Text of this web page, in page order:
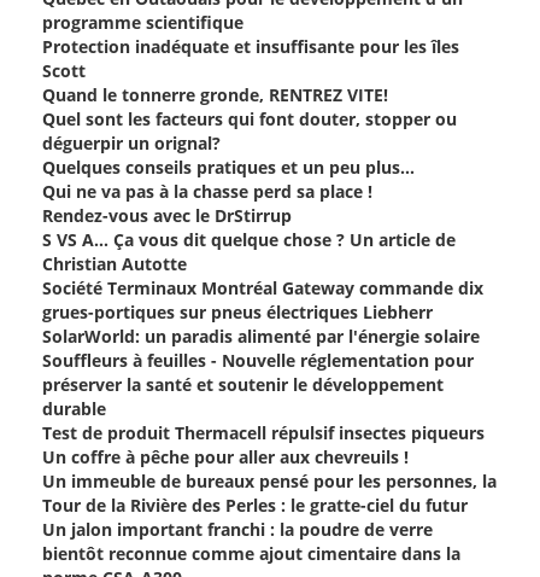
programme scientifique
Protection inadéquate et insuffisante pour les îles
Scott
Quand le tonnerre gronde, RENTREZ VITE!
Quel sont les facteurs qui font douter, stopper ou
déguerpir un orignal?
Quelques conseils pratiques et un peu plus...
Qui ne va pas à la chasse perd sa place !
Rendez-vous avec le DrStirrup
S VS A… Ça vous dit quelque chose ? Un article de
Christian Autotte
Société Terminaux Montréal Gateway commande dix
grues-portiques sur pneus électriques Liebherr
SolarWorld: un paradis alimenté par l'énergie solaire
Souffleurs à feuilles - Nouvelle réglementation pour
préserver la santé et soutenir le développement
durable
Test de produit Thermacell répulsif insectes piqueurs
Un coffre à pêche pour aller aux chevreuils !
Un immeuble de bureaux pensé pour les personnes, la
Tour de la Rivière des Perles : le gratte-ciel du futur
Un jalon important franchi : la poudre de verre
bientôt reconnue comme ajout cimentaire dans la